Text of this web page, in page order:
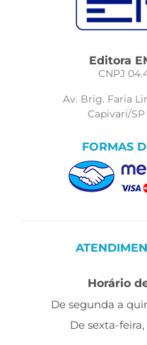
Editora
CNPJ
Av. Brig. Faria
Capivari/SP
FORMAS
Horário
De segunda a
De sexta-feira,